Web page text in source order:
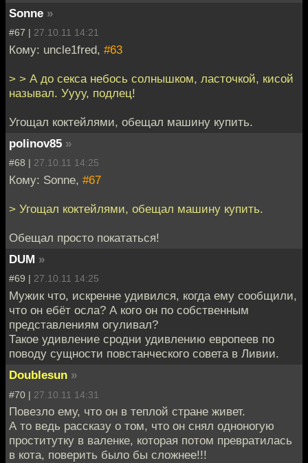
Sonne »
#67 | 27.10.11 14:21
Кому: uncle1fred, #63
> > А до секса небось солнышком, ласточкой, кисой
называл. Уууу, подлец!
Угощал коктейлями, обещал машину купить.
polinov85 »
#68 | 27.10.11 14:25
Кому: Sonne, #67
> Угощал коктейлями, обещал машину купить.
Обещал просто покататься!
DUM »
#69 | 27.10.11 14:25
Мужик что, искренне удивился, когда ему сообщили,
что он ебёт осла? А кого он по собственным
представлениям огуливал?
Такое удивление сродни удивлению европеев по
поводу сущности повстанческого совета в Ливии.
Doublesun »
#70 | 27.10.11 14:31
Повезло ему, что он в теплой стране живет.
А то ведь рассказу о том, что он снял одноногую
проститутку в валенке, которая потом превратилась
в кота, поверить было бы сложнее!!!